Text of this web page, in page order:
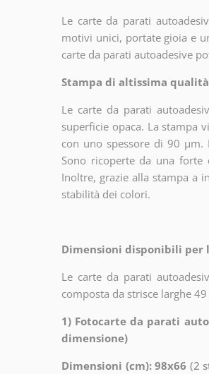
Le carte da parati
motivi unici, portate gioia e
carte da parati autoadesive
Stampa di altissima qualità
Le carte da parati
superficie opaca. La stampa
con uno spessore di 90 µm.
Sono ricoperte da una forte
Inoltre, grazie alla stampa a
stabilità dei colori.
Dimensioni disponibili per
Le carte da parati
composta da strisce larghe 49
1) Fotocarte da parati
dimensione)
Dimensioni (cm): 98x66 (2